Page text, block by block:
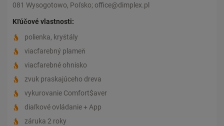
081 Wysogotowo, Poľsko; office@dimplex.pl
Kľúčové vlastnosti:
polienka, kryštály
viacfarebný plameň
viacfarebné ohnisko
zvuk praskajúceho dreva
vykurovanie Comfort$aver
diaľkové ovládanie + App
záruka 2 roky